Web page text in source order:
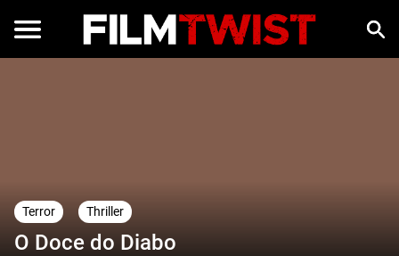
Terror Thriller
O Doce do Diabo